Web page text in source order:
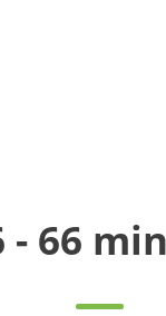
- 66